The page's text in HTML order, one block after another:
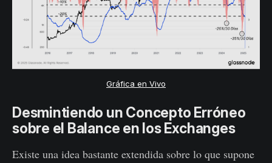
Gráfica en Vivo
Desmintiendo un Concepto Erróneo
sobre el Balance en los Exchanges
Existe una idea bastante extendida sobre lo que supone